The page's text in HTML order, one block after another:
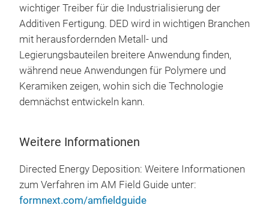
wichtiger Treiber für die Industrialisierung der
Additiven Fertigung. DED wird in wichtigen Branchen
mit herausfordernden Metall- und
Legierungsbauteilen breitere Anwendung finden,
während neue Anwendungen für Polymere und
Keramiken zeigen, wohin sich die Technologie
demnächst entwickeln kann.
Weitere Informationen
Directed Energy Deposition: Weitere Informationen
zum Verfahren im AM Field Guide unter:
formnext.com/amfieldguide